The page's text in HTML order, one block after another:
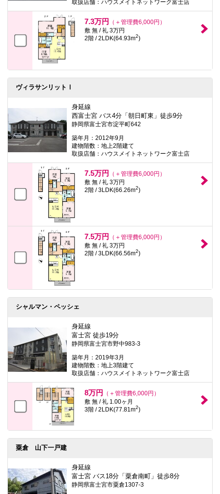
取扱店舗：ハウスメイトネットワーク富士店
7.3万円
（＋管理費6,000円）
敷 無 / 礼 3万円
2階 / 2LDK(64.93m2)
ヴィラサンリットⅠ
身延線
西富士宮 バス4分「朝日町東」徒歩9分
静岡県富士宮市淀平町642
築年月：2012年9月
建物階数：地上2階建て
取扱店舗：ハウスメイトネットワーク富士店
7.5万円
（＋管理費6,000円）
敷 無 / 礼 3万円
2階 / 3LDK(66.26m2)
7.5万円
（＋管理費6,000円）
敷 無 / 礼 3万円
2階 / 3LDK(66.56m2)
シャルマン・ペッシェ
身延線
富士宮 徒歩19分
静岡県富士宮市野中983-3
築年月：2019年3月
建物階数：地上3階建て
取扱店舗：ハウスメイトネットワーク富士店
8万円
（＋管理費6,000円）
敷 無 / 礼 1.00ヶ月
3階 / 2LDK(77.81m2)
粟倉 山下一戸建
身延線
富士宮 バス18分「粟倉南町」徒歩8分
静岡県富士宮市粟倉1307-3